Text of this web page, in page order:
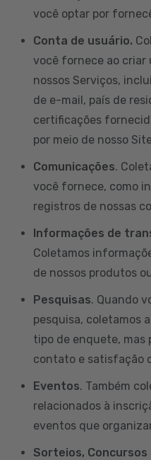
você optar por
Conta de usuário.
você fornece ao criar
nossos Serviços,
de e-mail, país de
certificações
por meio de nosso
Comunicações.
você fornece, como
registros de nossas
Informações de
Coletamos
de nossos produtos
Pesquisas. Quando
pesquisa, coletamos
tipo de enquete, mas
contato e satisfação
Eventos. Também
relacionados à
eventos que
Sorteios, Concursos